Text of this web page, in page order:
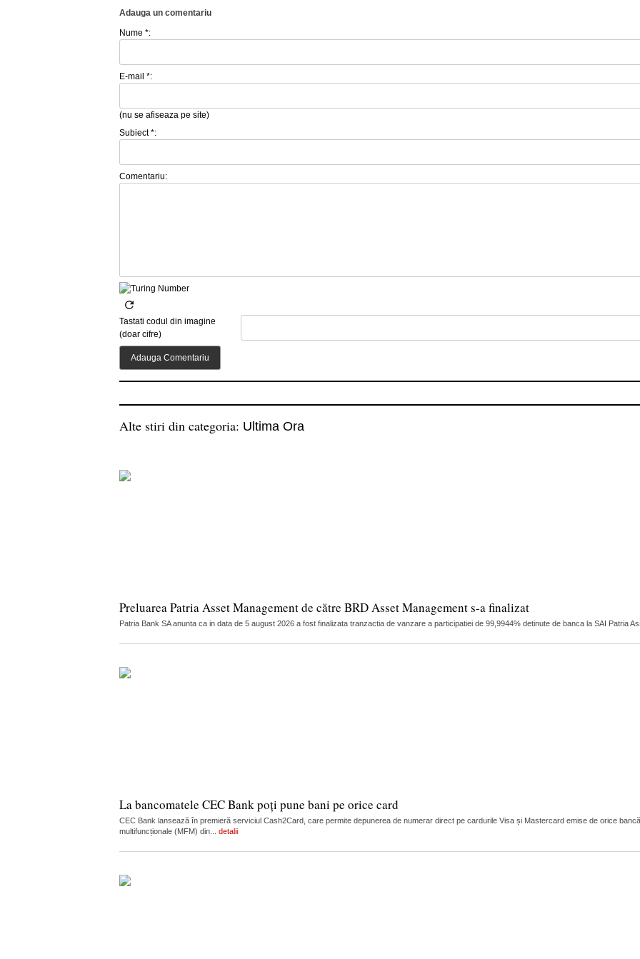
Adauga un comentariu
Nume *:
E-mail *:
(nu se afiseaza pe site)
Subiect *:
Comentariu:
Tastati codul din imagine
(doar cifre)
Alte stiri din categoria: Ultima Ora
Preluarea Patria Asset Management de către BRD Asset Management s-a finalizat
Patria Bank SA anunta ca in data de 5 august 2026 a fost finalizata tranzactia de vanzare a participatiei de 99,9944% detinute de banca la SAI Patria
La bancomatele CEC Bank poți pune bani pe orice card
CEC Bank lansează în premieră serviciul Cash2Card, care permite depunerea de numerar direct pe cardurile Visa și Mastercard emise de orice
multifuncționale (MFM) din... detalii